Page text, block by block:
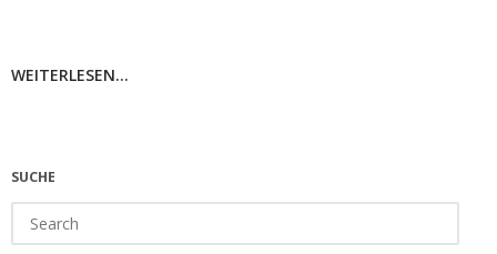
WEITERLESEN...
SUCHE
for: